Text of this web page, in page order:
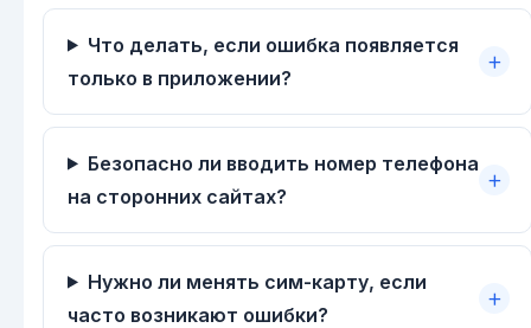
Что делать, если ошибка появляется
только в приложении?
Безопасно ли вводить номер телефона
на сторонних сайтах?
Нужно ли менять сим-карту, если
часто возникают ошибки?